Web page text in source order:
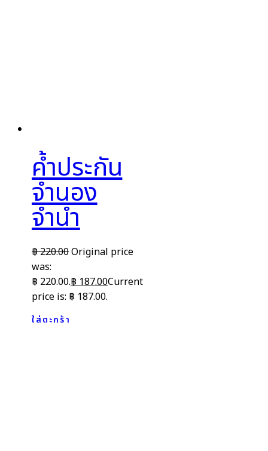
ค้ำประกัน
จำนอง
จำนำ
฿220.00Original price
was:
฿ 220.00.฿187.00Current
price is: ฿ 187.00.
ใส่ตะกร้า